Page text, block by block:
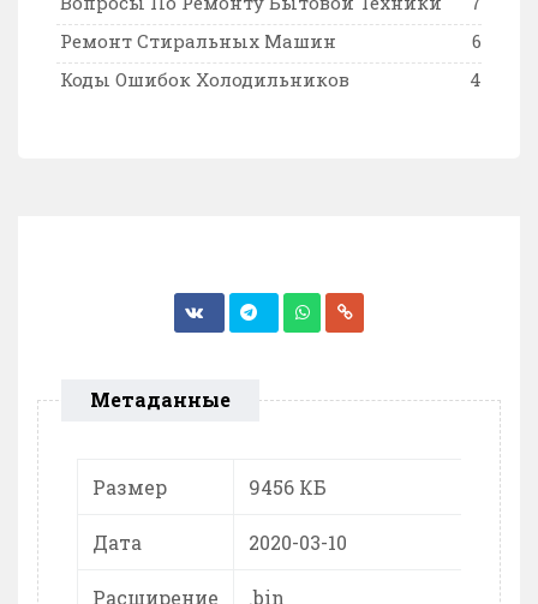
Ремонт Стиральных Машин
6
Коды Ошибок Холодильников
4
Метаданные
Размер 9456 КБ
Дата 2020-03-10
Расширение .bin